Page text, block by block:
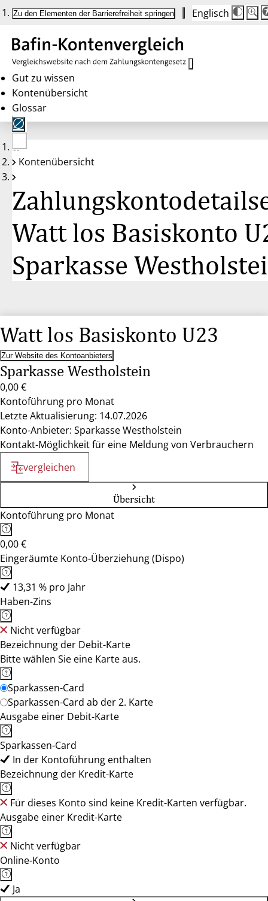
Zu den Elementen der Barrierefreiheit springen Englisch
Die
auf
100
100
Gut zu wissen
Kontenübersicht
Glossar
Keine
Konten
Kontenübersicht
Watt los Basiskonto
Sparkasse
Watt los Basiskonto U23
Zur Website des Kontoanbieters
Sparkasse Westholstein
0,00 €
Kontoführung pro Monat
Letzte Aktualisierung: 14.07.2026
Konto-Anbieter: Sparkasse Westholstein
Kontakt-Möglichkeit für eine Meldung von Verbrauchern
vergleichen
Übersicht
Kontoführung pro Monat
0,00 €
Eingeräumte Konto-Überziehung (Dispo)
13,31 % pro Jahr
Haben-Zins
Nicht verfügbar
Bezeichnung der Debit-Karte
Bitte wählen Sie eine Karte aus.
Sparkassen-Card
Sparkassen-Card ab der 2. Karte
Ausgabe einer Debit-Karte
Sparkassen-Card
In der Kontoführung enthalten
Bezeichnung der Kredit-Karte
Für dieses Konto sind keine Kredit-Karten verfügbar.
Ausgabe einer Kredit-Karte
Nicht verfügbar
Online-Konto
Ja